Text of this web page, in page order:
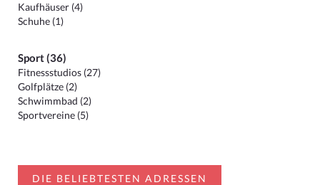
Kaufhäuser (4)
Schuhe (1)
Sport (36)
Fitnessstudios (27)
Golfplätze (2)
Schwimmbad (2)
Sportvereine (5)
DIE BELIEBTESTEN ADRESSEN